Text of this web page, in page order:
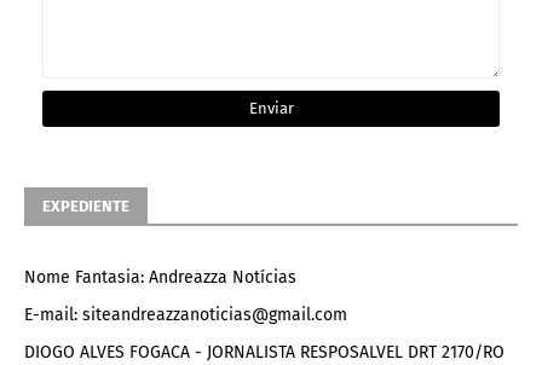
EXPEDIENTE
Nome Fantasia: Andreazza Notícias
E-mail: siteandreazzanoticias@gmail.com
DIOGO ALVES FOGACA - JORNALISTA RESPOSALVEL DRT 2170/RO